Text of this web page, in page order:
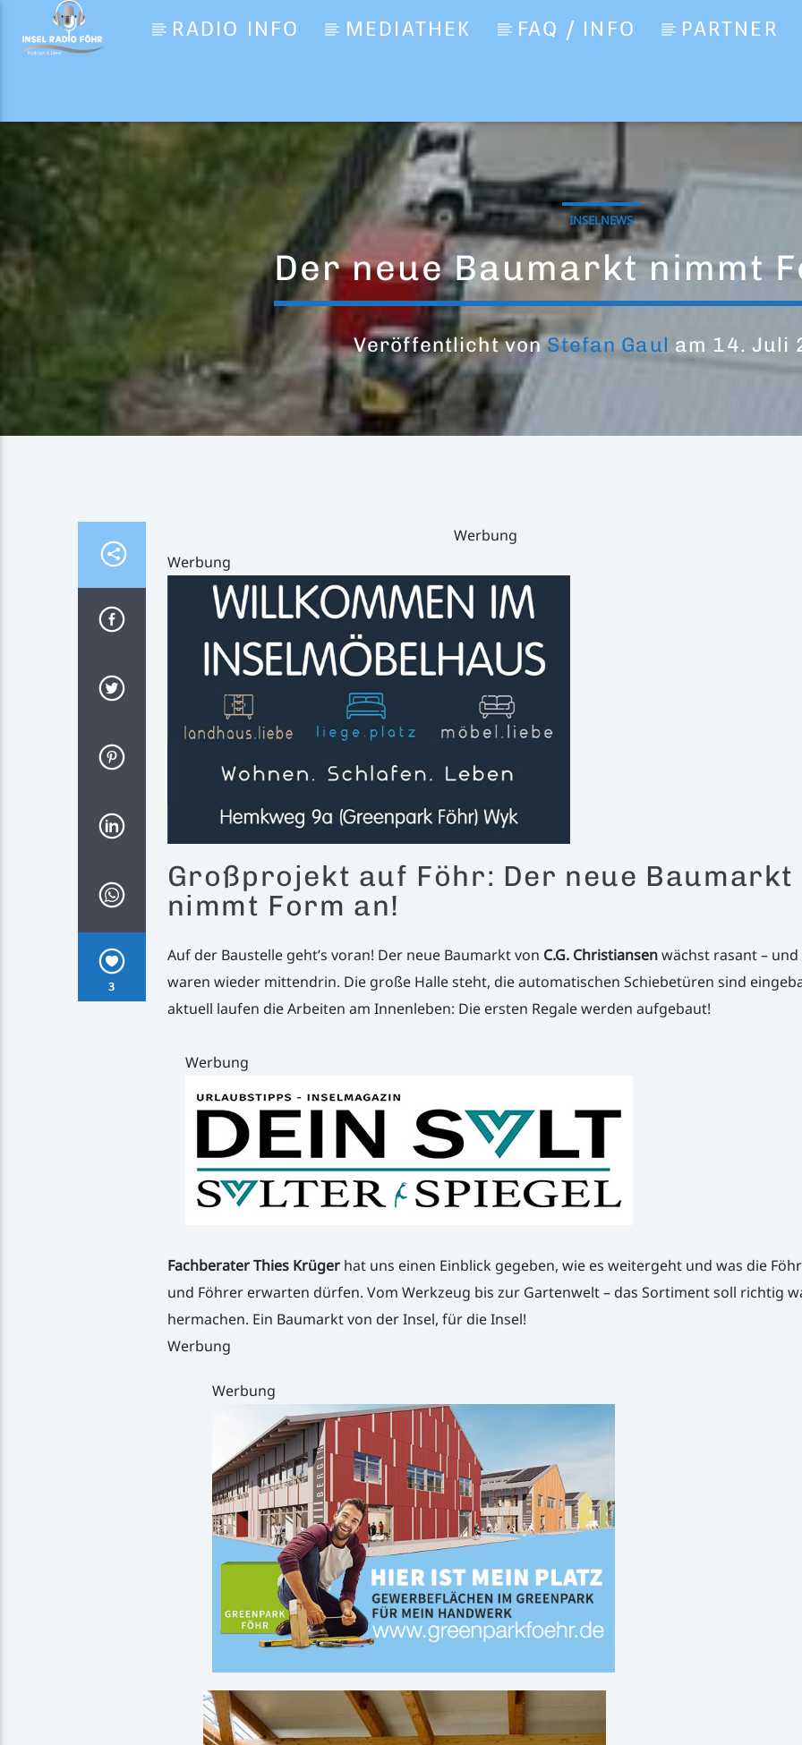
RADIO INFO MEDIATHEK FAQ / INFO PARTNER
INSELNEWS
Der neue Baumarkt nimmt
Veröffentlicht vonStefan Gaul am 14. Juli
3
Werbung
Werbung
Großprojekt auf Föhr: Der neue Baumarkt
nimmt Form an!
Auf der Baustelle geht’s voran! Der neue Baumarkt von C.G. Christiansenwächst rasant –
waren wieder mittendrin. Die große Halle steht, die automatischen Schiebetüren sind
aktuell laufen die Arbeiten am Innenleben: Die ersten Regale werden aufgebaut!
Werbung
Fachberater Thies Krügerhat uns einen Einblick gegeben, wie es weitergeht und was die
und Föhrer erwarten dürfen. Vom Werkzeug bis zur Gartenwelt – das Sortiment soll richtig
hermachen. Ein Baumarkt von der Insel, für die Insel!
Werbung
Werbung